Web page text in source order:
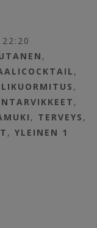
,
,
,
,
, TERVEYS ,
,YLEINEN 1